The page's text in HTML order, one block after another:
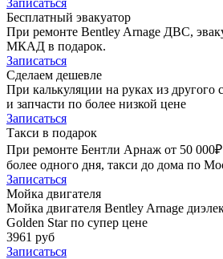
Бесплатный эвакуатор
При ремонте Bentley Arnage ДВС,
МКАД в подарок.
Записаться
Сделаем дешевле
При калькуляции на руках из другого
и запчасти по более низкой цене
Записаться
Такси в подарок
При ремонте Бентли Арнаж от 50
более одного дня, такси до дома по
Записаться
Мойка двигателя
Мойка двигателя Bentley Arnage
Golden Star по супер цене
3961 руб
Записаться